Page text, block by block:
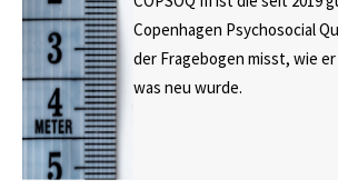
Copenhagen Psychosocial
der Fragebogen misst, wie
was neu wurde.